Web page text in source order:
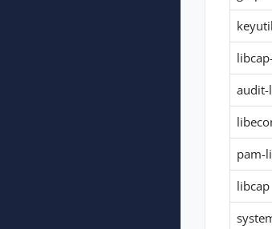
audit-
pam-
libcap